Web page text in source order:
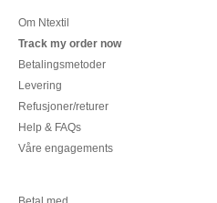
Om Ntextil
Track my order now
Betalingsmetoder
Levering
Refusjoner/returer
Help & FAQs
Våre engagements